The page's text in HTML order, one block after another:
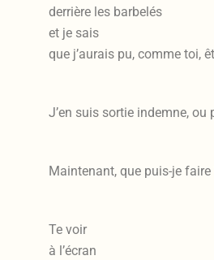
derrière les barbelés
et je sais
que j’aurais pu, comme toi,
J’en suis sortie indemne, ou
Maintenant, que puis-je faire
Te voir
à l’écran